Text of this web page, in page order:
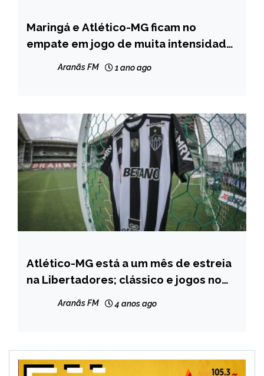
ESPORTES
NOTÍCIAS
Maringá e Atlético-MG ficam no
empate em jogo de muita intensidade
Aranãs FM 1 ano ago
ESPORTES
Atlético-MG está a um mês de estreia
na Libertadores; clássico e jogos no
Aranãs FM 4 anos ago